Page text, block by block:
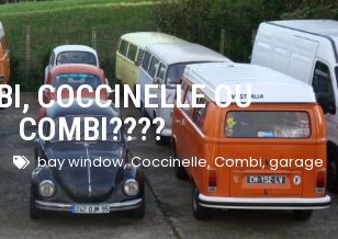
COCCINELLE OU
COMBI????
bay window,Coccinelle,Combi,garage